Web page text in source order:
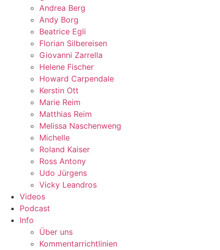
Andrea Berg
Andy Borg
Beatrice Egli
Florian Silbereisen
Giovanni Zarrella
Helene Fischer
Howard Carpendale
Kerstin Ott
Marie Reim
Matthias Reim
Melissa Naschenweng
Michelle
Roland Kaiser
Ross Antony
Udo Jürgens
Vicky Leandros
Videos
Podcast
Info
Über uns
Kommentarrichtlinien